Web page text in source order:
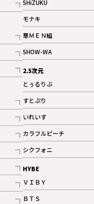
SHiZUKU
記事
モナキ
記事
華ＭＥＮ組
記事
SHOW-WA
記事
2.5次元
とぅるりぶ
記事
すとぷり
記事
ギャラリー
いれいす
記事
ギャラリー
カラフルピーチ
記事
シクフォニ
記事
HYBE
ＶＩＢＹ
記事
ＢＴＳ